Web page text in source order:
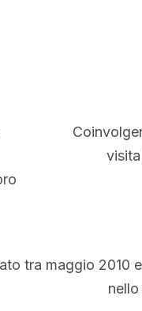
tra maggio 2010